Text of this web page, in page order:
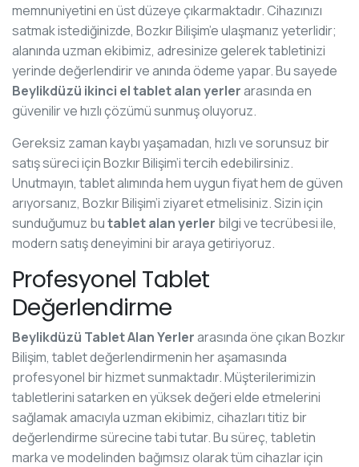
memnuniyetini en üst düzeye çıkarmaktadır. Cihazınızı
satmak istediğinizde, Bozkır Bilişim’e ulaşmanız yeterlidir;
alanında uzman ekibimiz, adresinize gelerek tabletinizi
yerinde değerlendirir ve anında ödeme yapar. Bu sayede
Beylikdüzü ikinci el tablet alan yerlerarasında en
güvenilir ve hızlı çözümü sunmuş oluyoruz.
Gereksiz zaman kaybı yaşamadan, hızlı ve sorunsuz bir
satış süreci için Bozkır Bilişim’i tercih edebilirsiniz.
Unutmayın, tablet alımında hem uygun fiyat hem de güven
arıyorsanız, Bozkır Bilişim’i ziyaret etmelisiniz. Sizin için
sunduğumuz butablet alan yerler bilgi ve tecrübesi ile,
modern satış deneyimini bir araya getiriyoruz.
Profesyonel Tablet
Değerlendirme
Beylikdüzü Tablet Alan Yerlerarasında öne çıkan Bozkır
Bilişim, tablet değerlendirmenin her aşamasında
profesyonel bir hizmet sunmaktadır. Müşterilerimizin
tabletlerini satarken en yüksek değeri elde etmelerini
sağlamak amacıyla uzman ekibimiz, cihazları titiz bir
değerlendirme sürecine tabi tutar. Bu süreç, tabletin
marka ve modelinden bağımsız olarak tüm cihazlar için